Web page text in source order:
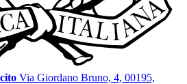
Via Giordano Bruno, 4, 00195,